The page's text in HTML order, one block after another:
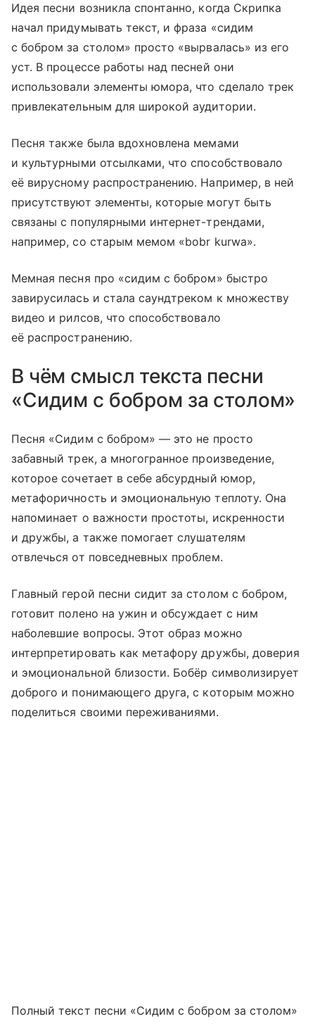
Идея песни возникла спонтанно, когда Скрипка
начал придумывать текст, и фраза «сидим
с бобром за столом» просто «вырвалась» из его
уст. В процессе работы над песней они
использовали элементы юмора, что сделало трек
привлекательным для широкой аудитории.
Песня также была вдохновлена мемами
и культурными отсылками, что способствовало
её вирусному распространению. Например, в ней
присутствуют элементы, которые могут быть
связаны с популярными интернет-трендами,
например, со старым мемом «bobr kurwa».
Мемная песня про «сидим с бобром» быстро
завирусилась и стала саундтреком к множеству
видео и рилсов, что способствовало
её распространению.
В чём смысл текста песни
«Сидим с бобром за столом»
Песня «Сидим с бобром» — это не просто
забавный трек, а многогранное произведение,
которое сочетает в себе абсурдный юмор,
метафоричность и эмоциональную теплоту. Она
напоминает о важности простоты, искренности
и дружбы, а также помогает слушателям
отвлечься от повседневных проблем.
Главный герой песни сидит за столом с бобром,
готовит полено на ужин и обсуждает с ним
наболевшие вопросы. Этот образ можно
интерпретировать как метафору дружбы, доверия
и эмоциональной близости. Бобёр символизирует
доброго и понимающего друга, с которым можно
поделиться своими переживаниями.
Полный текст песни «Сидим с бобром за столом»